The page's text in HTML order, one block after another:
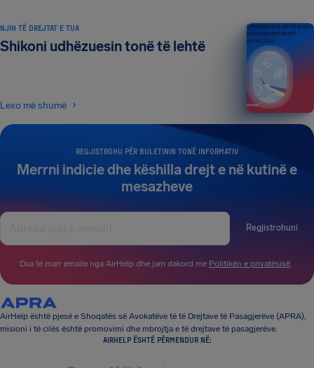
REGJISTROHU PËR BULETININ TONË INFORMATIV
Merrni indicie dhe këshilla drejt e në kutinë e
mesazheve
Regjistrohuni
Dua të marr emaile nga AirHelp dhe jam dakord me Politikën e privatësisë.
NJIH TË DREJTAT E TUA
Shikoni udhëzuesin tonë të lehtë
Lexo më shumë
Udhëzuesi juaj për të drejtat
e pasagjerëve ajrorë
BOTIMI 2026
AirHelp është pjesë e Shoqatës së Avokatëve të të Drejtave të Pasagjerëve (APRA),
misioni i të cilës është promovimi dhe mbrojtja e të drejtave të pasagjerëve.
AIRHELP ËSHTË PËRMENDUR NË: